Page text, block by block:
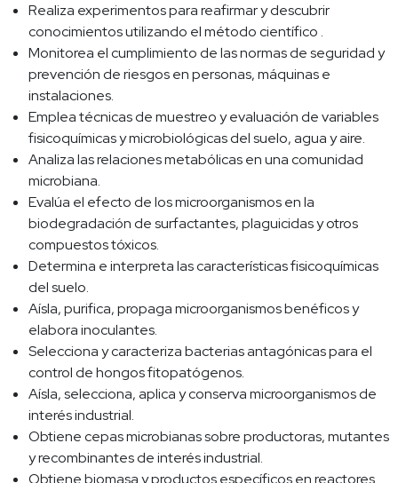
Realiza experimentos para reafirmar y descubrir
conocimientos utilizando el método científico .
Monitorea el cumplimiento de las normas de seguridad y
prevención de riesgos en personas, máquinas e
instalaciones.
Emplea técnicas de muestreo y evaluación de variables
fisicoquímicas y microbiológicas del suelo, agua y aire.
Analiza las relaciones metabólicas en una comunidad
microbiana.
Evalúa el efecto de los microorganismos en la
biodegradación de surfactantes, plaguicidas y otros
compuestos tóxicos.
Determina e interpreta las características fisicoquímicas
del suelo.
Aísla, purifica, propaga microorganismos benéficos y
elabora inoculantes.
Selecciona y caracteriza bacterias antagónicas para el
control de hongos fitopatógenos.
Aísla, selecciona, aplica y conserva microorganismos de
interés industrial.
Obtiene cepas microbianas sobre productoras, mutantes
y recombinantes de interés industrial.
Obtiene biomasa y productos específicos en reactores.